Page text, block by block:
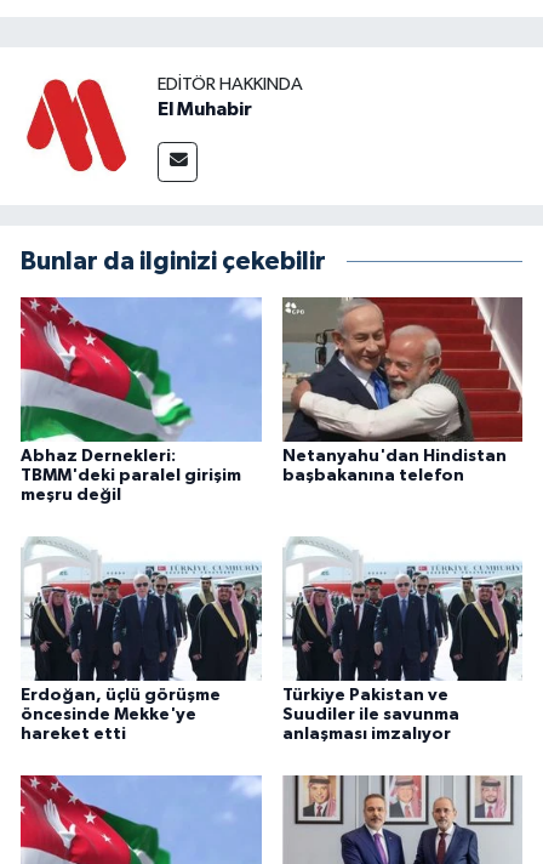
EDITÖR HAKKINDA
El Muhabir
Bunlar da ilginizi çekebilir
Abhaz Dernekleri:
TBMM'deki paralel girişim
meşru değil
Netanyahu'dan Hindistan
başbakanına telefon
Erdoğan, üçlü görüşme
öncesinde Mekke'ye
hareket etti
Türkiye Pakistan ve
Suudiler ile savunma
anlaşması imzalıyor